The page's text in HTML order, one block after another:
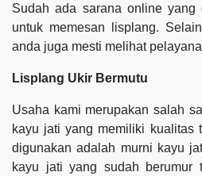
Sudah ada sarana online yang
untuk memesan lisplang.
anda juga mesti melihat
Lisplang Ukir Bermutu
Usaha kami merupakan salah
kayu jati yang memiliki kualitas
digunakan adalah murni kayu
kayu jati yang sudah berumur